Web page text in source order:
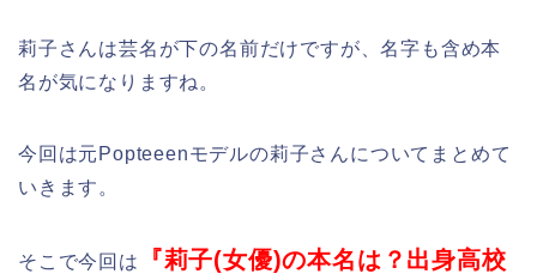
莉子さんは芸名が下の名前だけですが、名字も含め本
名が気になりますね。
今回は元Popteeenモデルの莉子さんについてまとめて
いきます。
そこで今回は
『莉子(女優)の本名は？出身高校